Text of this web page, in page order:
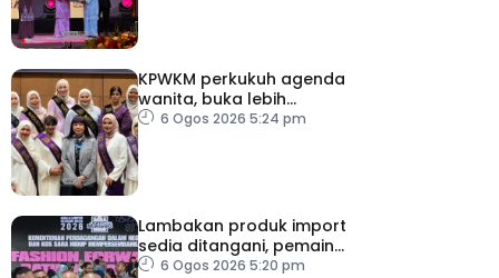
KPWKM perkukuh agenda
wanita, buka lebih
banyak peluang
6 Ogos 2026 5:24 pm
Lambakan produk import
sedia ditangani, pemain
industri tempatan
6 Ogos 2026 5:20 pm